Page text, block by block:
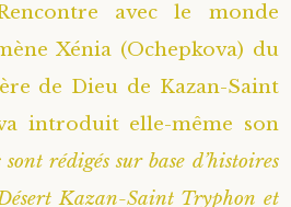
avec le monde
Xénia (Ochepkova) du
de Dieu de Kazan-Saint
introduit elle-même son
rédigés sur base d’histoires
Kazan-Saint Tryphon et